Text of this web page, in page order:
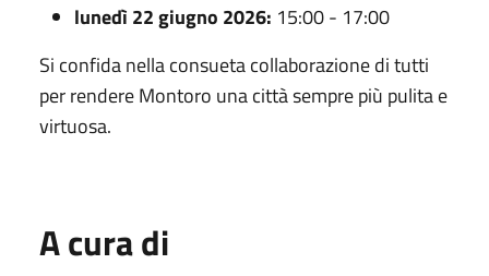
lunedì 22 giugno 2026: 15:00 - 17:00
Si confida nella consueta collaborazione di tutti
per rendere Montoro una città sempre più pulita e
virtuosa.
A cura di